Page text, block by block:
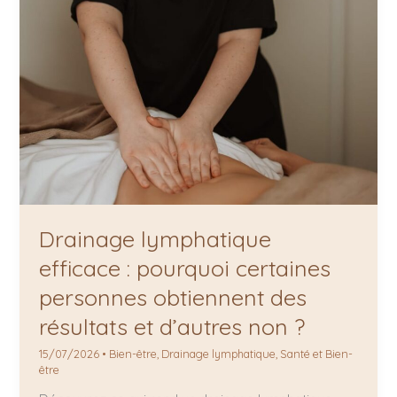
Drainage lymphatique
efficace : pourquoi certaines
personnes obtiennent des
résultats et d’autres non ?
15/07/2026 • Bien-être, Drainage lymphatique, Santé et Bien-
être